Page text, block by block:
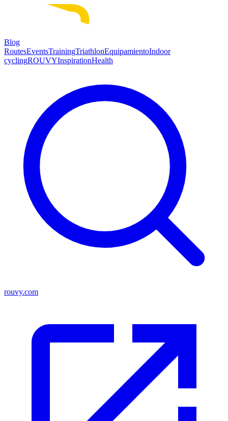
Blog
RoutesEventsTrainingTriathlonEquipamientoIndoor
cyclingROUVYInspirationHealth
rouvy.com